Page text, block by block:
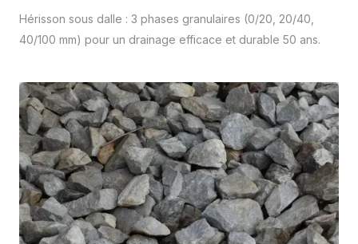
Hérisson sous dalle : 3 phases granulaires (0/20, 20/40,
40/100 mm) pour un drainage efficace et durable 50 ans.